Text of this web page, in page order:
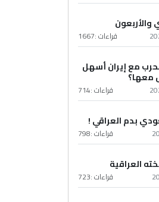
والأربعون
قراءات :1667
مع إيران أسهل
معها؟
قراءات :714
بدم العراقي !
قراءات :798
العراقية
قراءات :723